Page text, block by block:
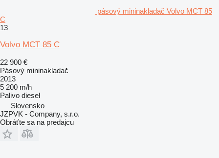
pásový mininakladač Volvo MCT 85
C
13
Volvo MCT 85 C
22 900 €
Pásový mininakladač
2013
5 200 m/h
Palivo diesel
Slovensko
JZPVK - Company, s.r.o.
Obráťte sa na predajcu